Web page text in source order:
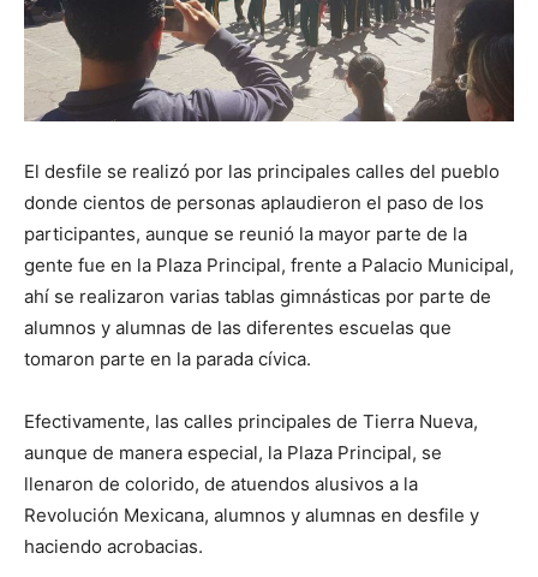
El desfile se realizó por las principales calles del pueblo
donde cientos de personas aplaudieron el paso de los
participantes, aunque se reunió la mayor parte de la
gente fue en la Plaza Principal, frente a Palacio Municipal,
ahí se realizaron varias tablas gimnásticas por parte de
alumnos y alumnas de las diferentes escuelas que
tomaron parte en la parada cívica.
Efectivamente, las calles principales de Tierra Nueva,
aunque de manera especial, la Plaza Principal, se
llenaron de colorido, de atuendos alusivos a la
Revolución Mexicana, alumnos y alumnas en desfile y
haciendo acrobacias.